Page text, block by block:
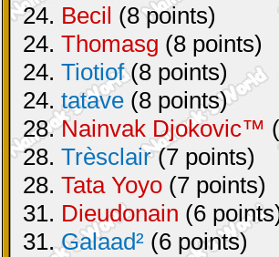
24. Becil (8 points)
24. Thomasg (8 points)
24. Tiotiof(8 points)
24. tatave (8 points)
28.Nainvak Djokovic™
28. Trèsclair(7 points)
28. Tata Yoyo (7 points)
31. Dieudonain (6
31.Galaad² (6 points)